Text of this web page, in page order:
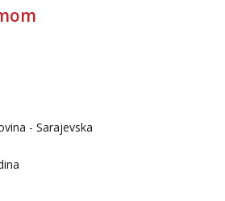
- Sarajevska